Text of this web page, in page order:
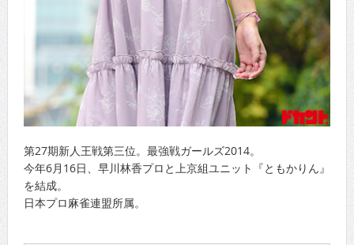
第27期新人王戦第三位。最強戦ガールズ2014。
今年6月16日、早川林香プロと上京組ユニット『ともかりん』
を結成。
日本プロ麻雀連盟所属。